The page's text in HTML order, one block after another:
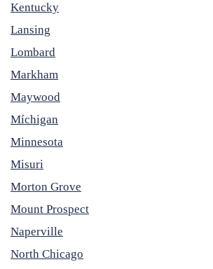
Kentucky
Lansing
Lombard
Markham
Maywood
Míchigan
Minnesota
Misuri
Morton Grove
Mount Prospect
Naperville
North Chicago